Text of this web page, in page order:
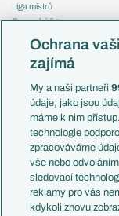
Liga mistrů
Evropská liga
Mistrovství světa
Liga národů
Témata
Představení týmů MS
EuroSkauting
PL v kostce
Evropské koeficienty
Přestupy
Přestupové spekulace
Zranění
Ochrana
zajímá
My a naši partneři
údaje, jako jsou
máme k nim
technologie
zpracováváme
vše nebo
sledovací
reklamy pro vás
kdykoli znovu